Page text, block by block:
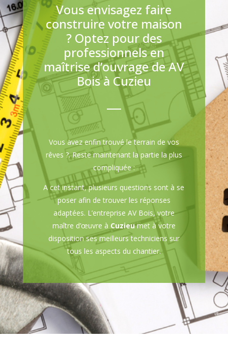
Vous envisagez faire
construire votre maison
? Optez pour des
professionnels en
maîtrise d’ouvrage de AV
Bois à Cuzieu
Vous avez enfin trouvé le terrain de vos
rêves ?. Reste maintenant la partie la plus
compliquée :
A cet instant, plusieurs questions sont à se
poser afin de trouver les réponses
adaptées. L’entreprise AV Bois, votre
maître d’œuvre à Cuzieumet à votre
disposition ses meilleurs techniciens sur
tous les aspects du chantier.